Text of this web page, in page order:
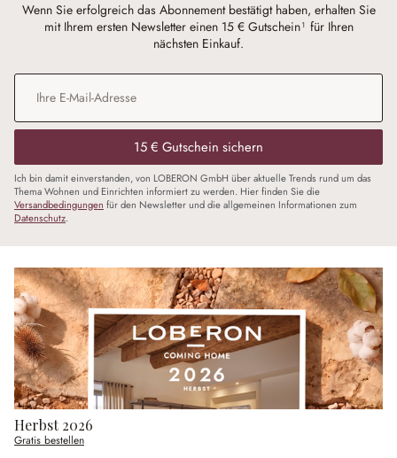
Wenn Sie erfolgreich das Abonnement bestätigt haben, erhalten Sie
mit Ihrem ersten Newsletter einen 15 € Gutschein¹ für Ihren
nächsten Einkauf.
E-Mail-Adresse
15 € Gutschein sichern
Ich bin damit einverstanden, von LOBERON GmbH über aktuelle Trends rund um das
Thema Wohnen und Einrichten informiert zu werden. Hier finden Sie die
Versandbedingungen für den Newsletter und die allgemeinen Informationen zum
Datenschutz.
Herbst 2026
Gratis bestellen